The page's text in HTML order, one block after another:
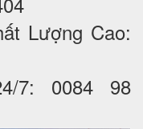
Lượng Cao:
7: 0084 98